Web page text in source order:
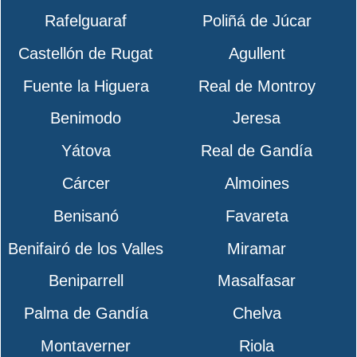
Rafelguaraf
Poliñá de Júcar
Castellón de Rugat
Agullent
Fuente la Higuera
Real de Montroy
Benimodo
Jeresa
Yátova
Real de Gandía
Cárcer
Almoines
Benisanó
Favareta
Benifairó de los Valles
Miramar
Beniparrell
Masalfasar
Palma de Gandía
Chelva
Montaverner
Riola